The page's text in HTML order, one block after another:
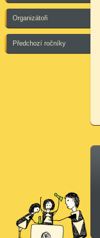
Organizátoři
Předchozí ročníky